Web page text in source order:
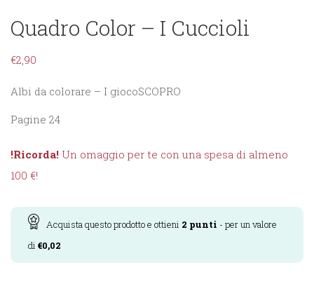
Quadro Color – I Cuccioli
€2,90
Albi da colorare – I giocoSCOPRO
Pagine 24
!Ricorda! Un omaggio per te con una spesa di almeno
100 €!
Acquista questo prodotto e ottieni 2 punti - per un valore
di €0,02